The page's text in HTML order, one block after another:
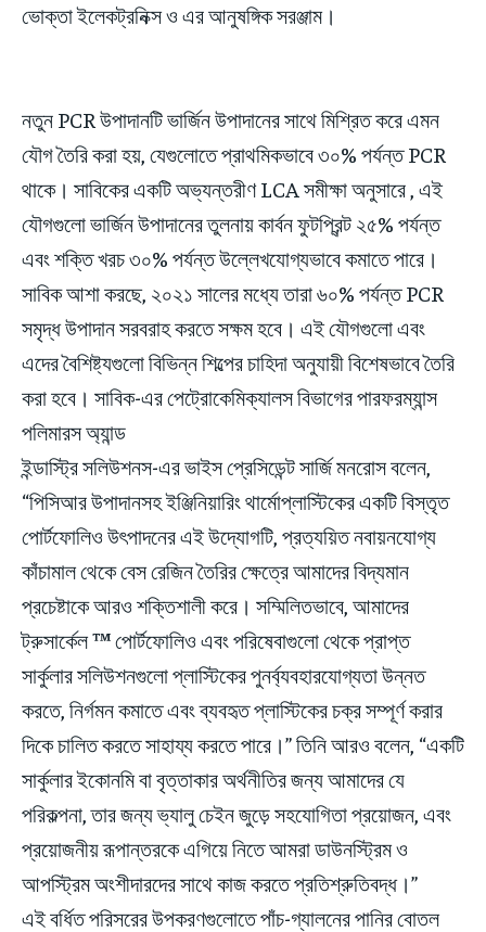
ভোক্তা ইলেকট্রনিক্স ও এর আনুষঙ্গিক সরঞ্জাম।
নতুন PCR উপাদানটি ভার্জিন উপাদানের সাথে মিশ্রিত করে এমন
যৌগ তৈরি করা হয়, যেগুলোতে প্রাথমিকভাবে ৩০% পর্যন্ত PCR
থাকে। সাবিকের একটি অভ্যন্তরীণ LCA সমীক্ষা অনুসারে, এই
যৌগগুলো ভার্জিন উপাদানের তুলনায় কার্বন ফুটপ্রিন্ট ২৫% পর্যন্ত
এবং শক্তি খরচ ৩০% পর্যন্ত উল্লেখযোগ্যভাবে কমাতে পারে।
সাবিক আশা করছে, ২০২১ সালের মধ্যে তারা ৬০% পর্যন্ত PCR
সমৃদ্ধ উপাদান সরবরাহ করতে সক্ষম হবে। এই যৌগগুলো এবং
এদের বৈশিষ্ট্যগুলো বিভিন্ন শিল্পের চাহিদা অনুযায়ী বিশেষভাবে তৈরি
করা হবে। সাবিক-এর পেট্রোকেমিক্যালস বিভাগের পারফরম্যান্স
পলিমারস অ্যান্ড
ইন্ডাস্ট্রি সলিউশনস-এর ভাইস প্রেসিডেন্ট সার্জি মনরোস বলেন,
“পিসিআর উপাদানসহ ইঞ্জিনিয়ারিং থার্মোপ্লাস্টিকের একটি বিস্তৃত
পোর্টফোলিও উৎপাদনের এই উদ্যোগটি, প্রত্যয়িত নবায়নযোগ্য
কাঁচামাল থেকে বেস রেজিন তৈরির ক্ষেত্রে আমাদের বিদ্যমান
প্রচেষ্টাকে আরও শক্তিশালী করে। সম্মিলিতভাবে, আমাদের
ট্রুসার্কেল™পোর্টফোলিও এবং পরিষেবাগুলো থেকে প্রাপ্ত
সার্কুলার সলিউশনগুলো প্লাস্টিকের পুনর্ব্যবহারযোগ্যতা উন্নত
করতে, নির্গমন কমাতে এবং ব্যবহৃত প্লাস্টিকের চক্র সম্পূর্ণ করার
দিকে চালিত করতে সাহায্য করতে পারে।” তিনি আরও বলেন, “একটি
সার্কুলার ইকোনমি বা বৃত্তাকার অর্থনীতির জন্য আমাদের যে
পরিকল্পনা, তার জন্য ভ্যালু চেইন জুড়ে সহযোগিতা প্রয়োজন, এবং
প্রয়োজনীয় রূপান্তরকে এগিয়ে নিতে আমরা ডাউনস্ট্রিম ও
আপস্ট্রিম অংশীদারদের সাথে কাজ করতে প্রতিশ্রুতিবদ্ধ।”
এই বর্ধিত পরিসরের উপকরণগুলোতে পাঁচ-গ্যালনের পানির বোতল